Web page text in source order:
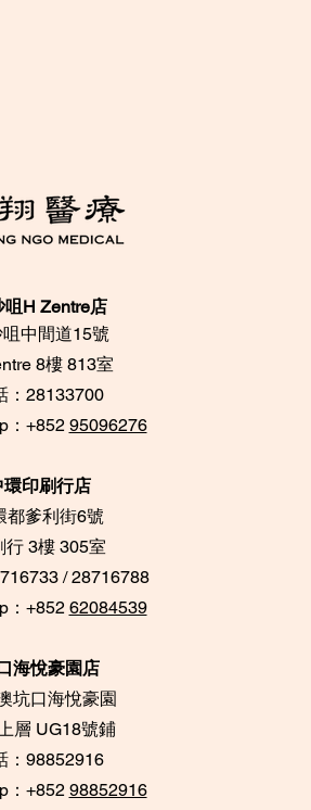
咀H Zentre店
咀中間道15號
8樓 813室
：28133700
：+852 95096276
環印刷行店
都爹利街6號
行 3樓 305室
/ 28716788
：+852 62084539
海悅豪園店
坑口海悅豪園
層 UG18號鋪
：98852916
：+852 98852916